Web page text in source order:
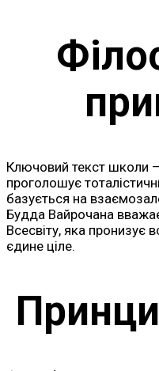
Ключовий текст школи
проголошує
базується на
Будда Вайрочана
Всесвіту, яка пронизує
єдине ціле.